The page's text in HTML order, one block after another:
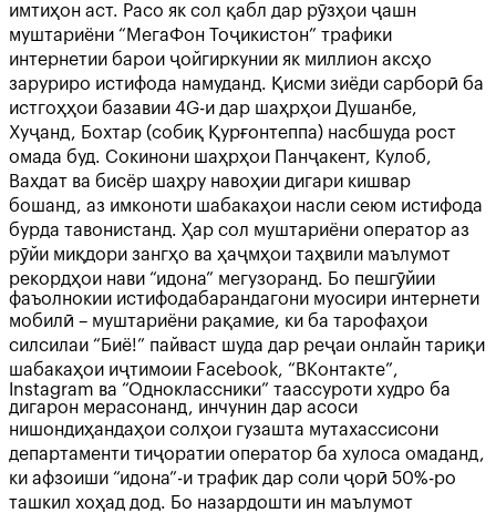
имтиҳон аст. Расо як сол қабл дар рӯзҳои ҷашн
муштариёни “МегаФон Тоҷикистон” трафики
интернетии барои ҷойгиркунии як миллион аксҳо
заруриро истифода намуданд. Қисми зиёди сарборӣ ба
истгоҳҳои базавии 4G-и дар шаҳрҳои Душанбе,
Хуҷанд, Бохтар (собиқ Қурғонтеппа) насбшуда рост
омада буд. Сокинони шаҳрҳои Панҷакент, Кулоб,
Вахдат ва бисёр шаҳру навоҳии дигари кишвар
бошанд, аз имконоти шабакаҳои насли сеюм истифода
бурда тавонистанд. Ҳар сол муштариёни оператор аз
рӯйи миқдори зангҳо ва ҳаҷмҳои таҳвили маълумот
рекордҳои нави “идона” мегузоранд. Бо пешгӯйии
фаъолнокии истифодабарандагони муосири интернети
мобилӣ – муштариёни рақамие, ки ба тарофаҳои
силсилаи “Биё!” пайваст шуда дар реҷаи онлайн тариқи
шабакаҳои иҷтимоии Facebook, “ВКонтакте”,
Instagram ва “Одноклассники” таассуроти худро ба
дигарон мерасонанд, инчунин дар асоси
нишондиҳандаҳои солҳои гузашта мутахассисони
департаменти тиҷоратии оператор ба хулоса омаданд,
ки афзоиши “идона”-и трафик дар соли ҷорӣ 50%-ро
ташкил хоҳад дод. Бо назардошти ин маълумот